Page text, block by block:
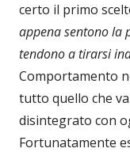
certo il primo
appena sentono la
tendono a tirarsi
Comportamento
tutto quello che
disintegrato con
Fortunatamente